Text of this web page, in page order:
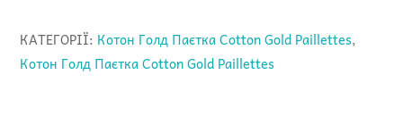
7117
-
КАТЕГОРІЇ: Котон Голд Паєтка Cotton Gold Paillettes,
Котон Голд Паєтка Cotton Gold Paillettes